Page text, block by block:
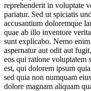
reprehenderit in voluptate
pariatur. Sed ut spiciatis
accusantium doloremque
quae ab illo inventore
sunt explicabo. Nemo
aspernatur aut odit aut
eos qui ratione voluptatem
est, qui dolorem ipsum
sed quia non numquam
dolore magnam aliquam